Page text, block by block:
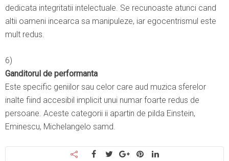
dedicata integritatii intelectuale. Se recunoaste atunci cand
altii oameni incearca sa manipuleze, iar egocentrismul este
mult redus.
6)
Ganditorul de performanta
Este specific geniilor sau celor care aud muzica sferelor
inalte fiind accesibil implicit unui numar foarte redus de
persoane. Aceste categorii ii apartin de pilda Einstein,
Eminescu, Michelangelo samd.